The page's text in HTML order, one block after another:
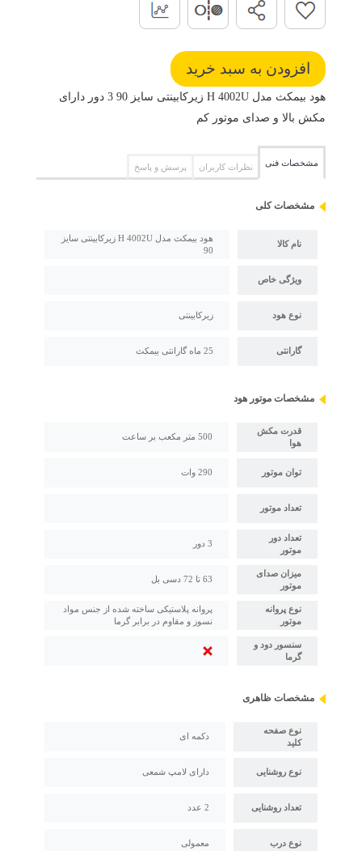
هود بیمکث مدل H 4002U زیرکابینتی سایز 90 3 دور دارای
مکش بالا و صدای موتور کم
مشخصات فنی نظرات کاربران پرسش و پاسخ
مشخصات کلی
نام کالا
هود بیمکث مدل H 4002U زیرکابینتی سایز
90
ویژگی خاص
نوع هود زیرکابینتی
گارانتی 25 ماه گارانتی بیمکث
مشخصات موتور هود
قدرت مکش
هوا
500 متر مکعب بر ساعت
توان موتور 290 وات
تعداد موتور
تعداد دور
موتور
3 دور
میزان صدای
موتور
63 تا 72 دسی بل
نوع پروانه
موتور
پروانه پلاستیکی ساخته شده از جنس مواد
نسوز و مقاوم در برابر گرما
سنسور دود و
گرما
مشخصات ظاهری
نوع صفحه
کلید
دکمه ای
نوع روشنایی دارای لامپ شمعی
تعداد روشنایی 2 عدد
نوع درب معمولی